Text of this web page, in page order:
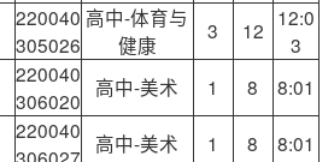
220040
305026
高中-体育与
健康
3 12 12:0
3
220040
306020
高中-美术 1 8 8:01
220040
高中-美术 1 8 8:01